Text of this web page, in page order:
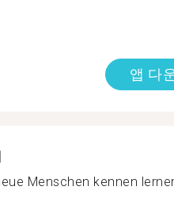
앱 다
Menschen kennen